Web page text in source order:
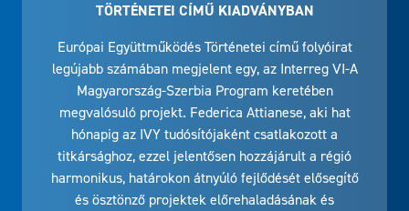
TÖRTÉNETEI CÍMŰ KIADVÁNYBAN
Európai Együttműködés Történetei című folyóirat
legújabb számában megjelent egy, az Interreg VI-A
Magyarország-Szerbia Program keretében
megvalósuló projekt. Federica Attianese, aki hat
hónapig az IVY tudósítójaként csatlakozott a
titkársághoz, ezzel jelentősen hozzájárult a régió
harmonikus, határokon átnyúló fejlődését elősegítő
és ösztönző projektek előrehaladásának és